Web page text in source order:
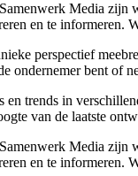
Media
en te informeren.
perspectief
bent of
trends in
van de laatste
Media
en te informeren.